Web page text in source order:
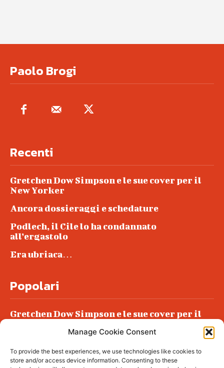
Manage Cookie Consent
To provide the best experiences, we use technologies like cookies to
store and/or access device information. Consenting to these
Paolo Brogi
Recenti
Gretchen Dow Simpson e le sue cover per il
New Yorker
Ancora dossieraggi e schedature
Podlech, il Cile lo ha condannato
all’ergastolo
Era ubriaca…
Popolari
Gretchen Dow Simpson e le sue cover per il
Podlech, il Cile lo ha condannato